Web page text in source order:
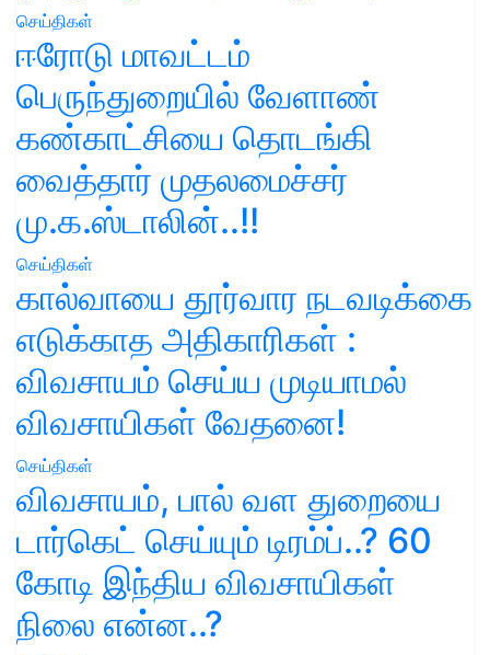
செய்திகள்
ஈரோடு மாவட்டம்
பெருந்துறையில் வேளாண்
கண்காட்சியை தொடங்கி
வைத்தார் முதலமைச்சர்
மு.க.ஸ்டாலின்..!!
செய்திகள்
கால்வாயை தூர்வார நடவடிக்கை
எடுக்காத அதிகாரிகள் :
விவசாயம் செய்ய முடியாமல்
விவசாயிகள் வேதனை!
செய்திகள்
விவசாயம், பால் வள துறையை
டார்கெட் செய்யும் டிரம்ப்..? 60
கோடி இந்திய விவசாயிகள்
நிலை என்ன..?